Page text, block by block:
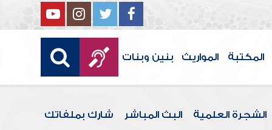
المكتبة المواريث بنين وبنات
الشجرة العلمية البث المباشر شارك بملفاتك